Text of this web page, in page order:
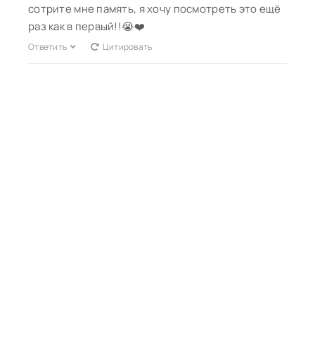
сотрите мне память, я хочу посмотреть это ещё
раз как в первый!!😭❤️
Ответить Цитировать